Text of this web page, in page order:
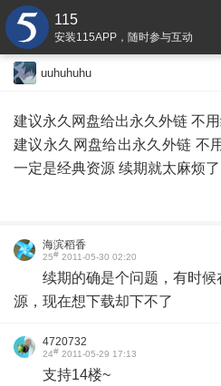
115
安装115APP，随时参与互动
uuhuhuhu
建议永久网盘给出永久外链 不
建议永久网盘给出永久外链 不
一定是经典资源 续期就太麻烦
海滨稻香
25# 2011-05-30 02:20
续期的确是个问题，有时
源，现在想下载却下不了
4720732
24# 2011-05-29 17:13
支持14楼~